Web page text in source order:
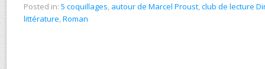
Posted in: 5 coquillages, autour de Marcel Proust,club de lecture
littérature,Roman